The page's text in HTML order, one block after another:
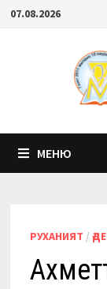
Перейти
содержимому
07.08.2026
МЕНЮ
РУХАНИЯТ /